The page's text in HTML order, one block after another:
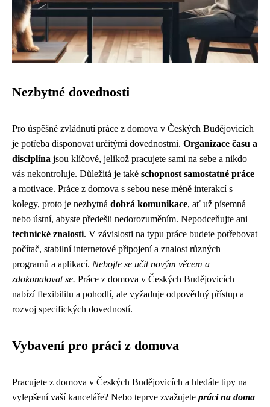
Nezbytné dovednosti
Pro úspěšné zvládnutí práce z domova v Českých Budějovicích
je potřeba disponovat určitými dovednostmi. Organizace času a
disciplína jsou klíčové, jelikož pracujete sami na sebe a nikdo
vás nekontroluje. Důležitá je také schopnost samostatné práce
a motivace. Práce z domova s sebou nese méně interakcí s
kolegy, proto je nezbytná dobrá komunikace, ať už písemná
nebo ústní, abyste předešli nedorozuměním. Nepodceňujte ani
technické znalosti. V závislosti na typu práce budete potřebovat
počítač, stabilní internetové připojení a znalost různých
programů a aplikací. Nebojte se učit novým věcem a
zdokonalovat se. Práce z domova v Českých Budějovicích
nabízí flexibilitu a pohodlí, ale vyžaduje odpovědný přístup a
rozvoj specifických dovedností.
Vybavení pro práci z domova
Pracujete z domova v Českých Budějovicích a hledáte tipy na
vylepšení vaší kanceláře? Nebo teprve zvažujete práci na doma